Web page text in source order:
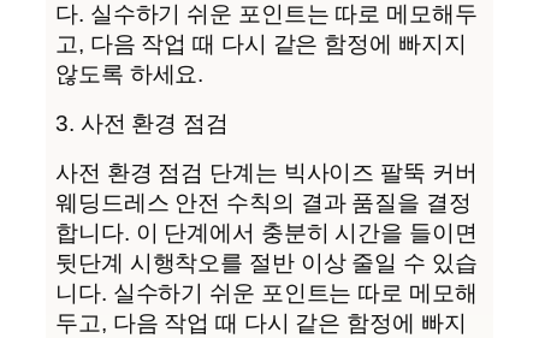
다. 실수하기 쉬운 포인트는 따로 메모해두
고, 다음 작업 때 다시 같은 함정에 빠지지
않도록 하세요.
3. 사전 환경 점검
사전 환경 점검 단계는 빅사이즈 팔뚝 커버
웨딩드레스 안전 수칙의 결과 품질을 결정
합니다. 이 단계에서 충분히 시간을 들이면
뒷단계 시행착오를 절반 이상 줄일 수 있습
니다. 실수하기 쉬운 포인트는 따로 메모해
두고, 다음 작업 때 다시 같은 함정에 빠지